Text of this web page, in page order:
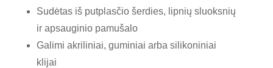
Sudėtas iš putplasčio šerdies, lipnių sluoksnių
ir apsauginio pamušalo
Galimi akriliniai, guminiai arba silikoniniai
klijai